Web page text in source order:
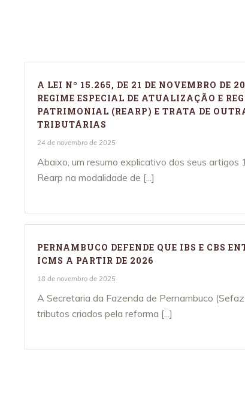
A LEI Nº 15.265, DE 21 DE NOVEMBRO DE
REGIME ESPECIAL DE ATUALIZAÇÃO E
PATRIMONIAL (REARP) E TRATA DE
TRIBUTÁRIAS
24 de novembro de 2025
Abaixo, um resumo explicativo dos seus artigos
Rearp na modalidade de [...]
PERNAMBUCO DEFENDE QUE IBS E CBS
ICMS A PARTIR DE 2026
18 de novembro de 2025
A Secretaria da Fazenda de Pernambuco
tributos criados pela reforma [...]